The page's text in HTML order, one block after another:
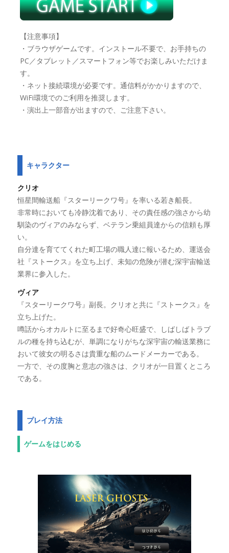
【注意事項】
・ブラウザゲームです。インストール不要で、お手持ちの
PC／タブレット／スマートフォン等でお楽しみいただけま
す。
・ネット接続環境が必要です。通信料がかかりますので、
WiFi環境でのご利用を推奨します。
・演出上一部音が出ますので、ご注意下さい。
キャラクター
クリオ
恒星間輸送船『スターリークワ号』を率いる若き船長。
非常時においても冷静沈着であり、その責任感の強さから幼
馴染のヴィアのみならず、ベテラン乗組員達からの信頼も厚
い。
自分達を育ててくれた町工場の職人達に報いるため、運送会
社『ストークス』を立ち上げ、未知の危険が潜む深宇宙輸送
業界に参入した。
ヴィア
『スターリークワ号』副長。クリオと共に『ストークス』を
立ち上げた。
噂話からオカルトに至るまで好奇心旺盛で、しばしばトラブ
ルの種を持ち込むが、単調になりがちな深宇宙の輸送業務に
おいて彼女の明るさは貴重な船のムードメーカーである。
一方で、その度胸と意志の強さは、クリオが一目置くところ
である。
プレイ方法
ゲームをはじめる